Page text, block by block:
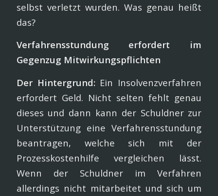
selbst verletzt wurden. Was genau heißt
das?
Verfahrensstundung erfordert im
Gegenzug Mitwirkungspflichten
Der Hintergrund:Ein Insolvenzverfahren
erfordert Geld. Nicht selten fehlt genau
dieses und dann kann der Schuldner zur
Unterstützung eine Verfahrensstundung
beantragen, welche sich mit der
Prozesskostenhilfe vergleichen lässt.
Wenn der Schuldner im Verfahren
allerdings nicht mitarbeitet und sich um